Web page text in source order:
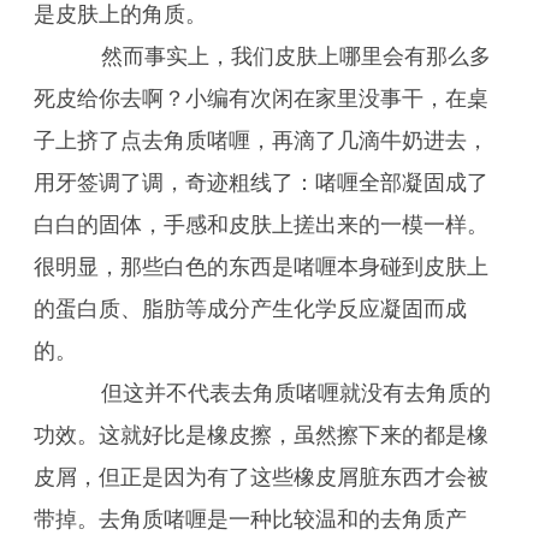
是皮肤上的角质。
然而事实上，我们皮肤上哪里会有那么多
死皮给你去啊？小编有次闲在家里没事干，在桌
子上挤了点去角质啫喱，再滴了几滴牛奶进去，
用牙签调了调，奇迹粗线了：啫喱全部凝固成了
白白的固体，手感和皮肤上搓出来的一模一样。
很明显，那些白色的东西是啫喱本身碰到皮肤上
的蛋白质、脂肪等成分产生化学反应凝固而成
的。
但这并不代表去角质啫喱就没有去角质的
功效。这就好比是橡皮擦，虽然擦下来的都是橡
皮屑，但正是因为有了这些橡皮屑脏东西才会被
带掉。去角质啫喱是一种比较温和的去角质产